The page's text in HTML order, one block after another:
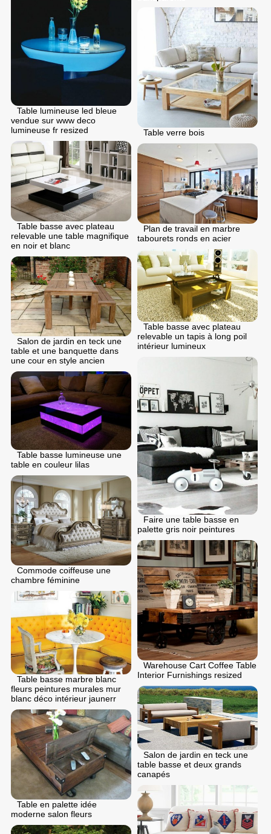
Table lumineuse led bleue
vendue sur www deco
lumineuse fr resized
Table verre bois
Table basse avec plateau
relevable une table magnifique
en noir et blanc
Plan de travail en marbre
tabourets ronds en acier
Table basse avec plateau
relevable un tapis à long poil
intérieur lumineux
Salon de jardin en teck une
table et une banquette dans
une cour en style ancien
Faire une table basse en
palette gris noir peintures
Table basse lumineuse une
table en couleur lilas
Commode coiffeuse une
chambre féminine
Warehouse Cart Coffee Table
Interior Furnishings resized
Table basse marbre blanc
fleurs peintures murales mur
blanc déco intérieur jaunerr
Salon de jardin en teck une
table basse et deux grands
canapés
Table en palette idée
moderne salon fleurs